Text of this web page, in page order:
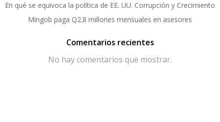
En qué se equivoca la política de EE. UU. Corrupción y Crecimiento
Mingob paga Q2.8 millones mensuales en asesores
Comentarios recientes
No hay comentarios que mostrar.